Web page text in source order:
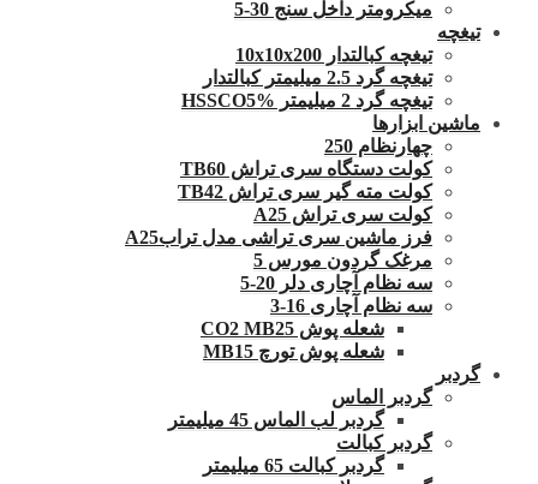
میکرومتر داخل سنج 30-5
تیغچه
تیغچه کبالتدار 10x10x200
تیغچه گرد 2.5 میلیمتر کبالتدار
تیغچه گرد 2 میلیمتر HSSCO5%
ماشین ابزارها
چهارنظام 250
کولت دستگاه سری تراش TB60
کولت مته گیر سری تراش TB42
کولت سری تراش A25
فرز ماشین سری تراشی مدل ترابA25
مرغک گردون مورس 5
سه نظام آچاری دلر 20-5
سه نظام آچاری 16-3
شعله پوش CO2 MB25
شعله پوش تورچ MB15
گردبر
گردبر الماس
گردبر لب الماس 45 میلیمتر
گردبر کبالت
گردبر کبالت 65 میلیمتر